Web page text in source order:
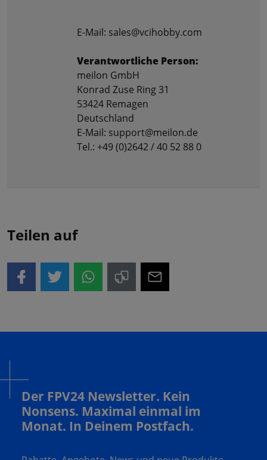
E-Mail: sales@vcihobby.com
Verantwortliche Person:
meilon GmbH
Konrad Zuse Ring 31
53424 Remagen
Deutschland
E-Mail: support@meilon.de
Tel.: +49 (0)2642 / 40 52 88 0
Teilen auf
Der FPV24 Newsletter. Kein
Nonsens. Maximal einmal im
Monat. In Deinem Postfach.